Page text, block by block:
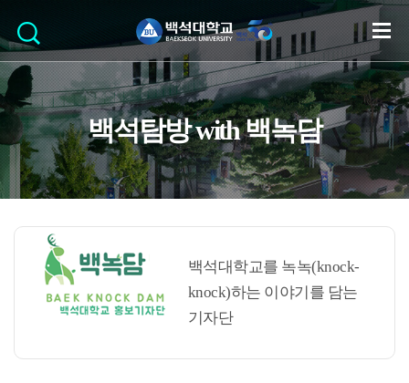
백석탐방 with 백녹담
백석대학교를 녹녹(knock-
knock)하는 이야기를 담는
기자단